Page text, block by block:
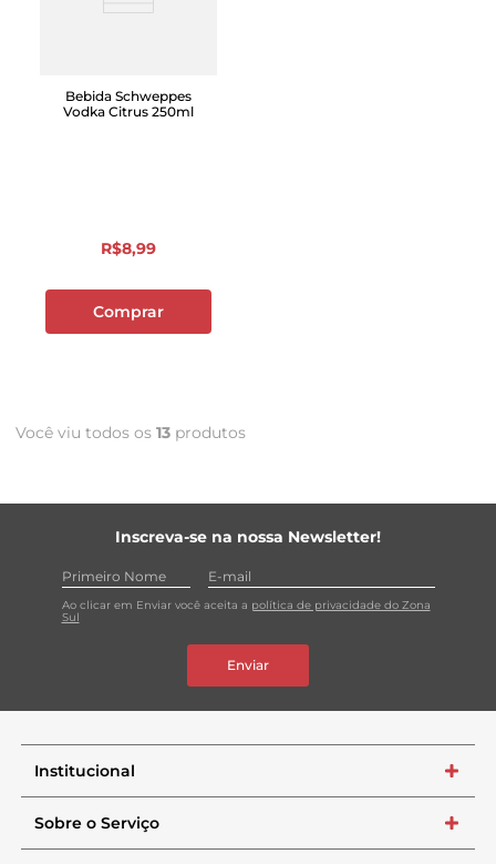
Bebida Schweppes
Vodka Citrus 250ml
R$8,99
Comprar
Você viu todos os 13 produtos
Inscreva-se na nossa Newsletter!
Ao clicar em Enviar você aceita a política de privacidade do Zona
Sul
Enviar
Institucional +
Sobre o Serviço +